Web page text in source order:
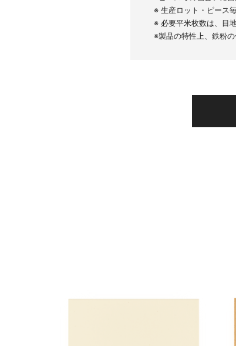
※ 生産ロット・ピース
※ 必要平米枚数は、目
※製品の特性上、鉄粉